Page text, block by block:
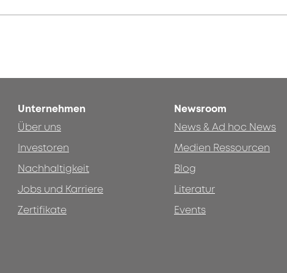
Unternehmen
Über uns
Investoren
Nachhaltigkeit
Jobs und Karriere
Zertifikate
Newsroom
News & Ad hoc News
Medien Ressourcen
Blog
Literatur
Events